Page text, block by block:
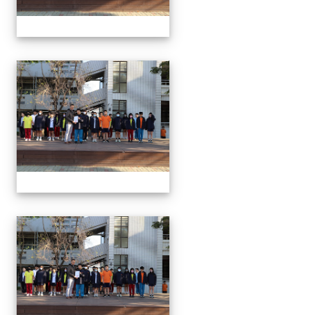
1150312 114上第3次段考
1150312 114上第3次段考